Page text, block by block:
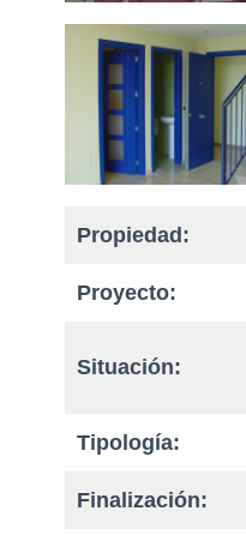
Propiedad:
Proyecto:
Situación:
Tipología:
Finalización: